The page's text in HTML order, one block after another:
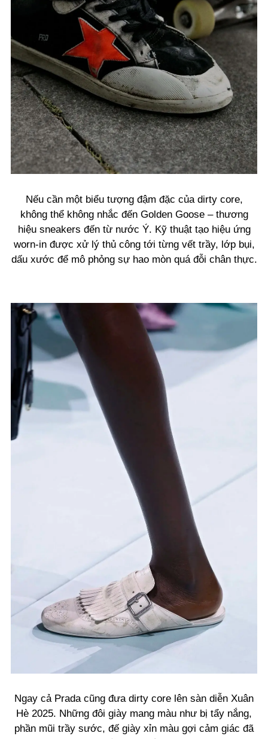
Nếu cần một biểu tượng đậm đặc của dirty core,
không thể không nhắc đến Golden Goose – thương
hiệu sneakers đến từ nước Ý. Kỹ thuật tạo hiệu ứng
worn-in được xử lý thủ công tới từng vết trầy, lớp bụi,
dấu xước để mô phỏng sự hao mòn quá đỗi chân thực.
Ngay cả Prada cũng đưa dirty core lên sàn diễn Xuân
Hè 2025. Những đôi giày mang màu như bị tẩy nắng,
phần mũi trầy sước, đế giày xỉn màu gợi cảm giác đã